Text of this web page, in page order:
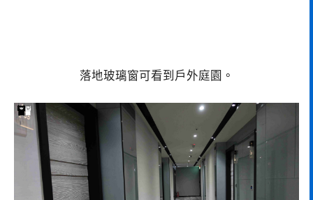
落地玻璃窗可看到戶外庭園。